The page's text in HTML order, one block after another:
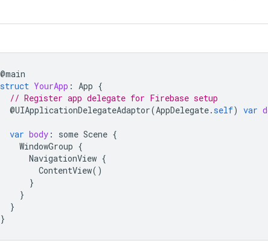
@main
struct YourApp : App {
// Register app delegate for Firebase setup
@UIApplicationDelegateAdaptor(AppDelegate.self) var
var body : some Scene {
WindowGroup {
NavigationView {
ContentView()
}
}
}
}